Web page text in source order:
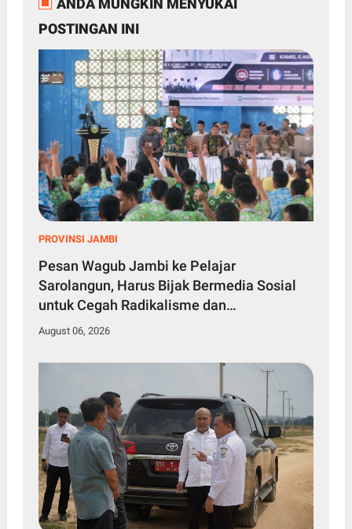
ANDA MUNGKIN MENYUKAI
POSTINGAN INI
PROVINSI JAMBI
Pesan Wagub Jambi ke Pelajar
Sarolangun, Harus Bijak Bermedia Sosial
untuk Cegah Radikalisme dan
Perundungan
August 06, 2026